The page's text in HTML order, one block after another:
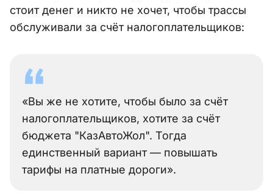
стоит денег и никто не хочет, чтобы трассы
обслуживали за счёт налогоплательщиков:
«Вы же не хотите, чтобы было за счёт
налогоплательщиков, хотите за счёт
бюджета "КазАвтоЖол". Тогда
единственный вариант — повышать
тарифы на платные дороги».